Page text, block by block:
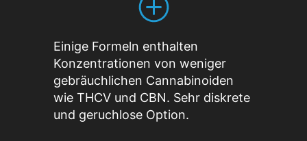
Einige Formeln enthalten
Konzentrationen von weniger
gebräuchlichen Cannabinoiden
wie THCV und CBN. Sehr diskrete
und geruchlose Option.